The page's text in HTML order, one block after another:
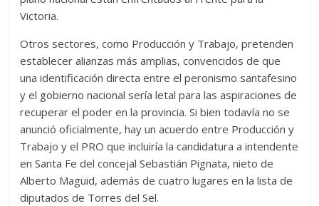
Victoria.
Otros sectores, como Producción y Trabajo, pretenden
establecer alianzas más amplias, convencidos de que
una identificación directa entre el peronismo santafesino
y el gobierno nacional sería letal para las aspiraciones de
recuperar el poder en la provincia. Si bien todavía no se
anunció oficialmente, hay un acuerdo entre Producción y
Trabajo y el PRO que incluiría la candidatura a intendente
en Santa Fe del concejal Sebastián Pignata, nieto de
Alberto Maguid, además de cuatro lugares en la lista de
diputados de Torres del Sel.